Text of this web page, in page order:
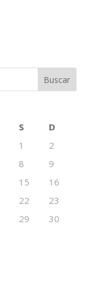
S
D
1
2
8
9
15
16
22
23
29
30